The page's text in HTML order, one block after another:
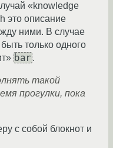
«knowledge
это описание
ними. В случае
только одного
bar .
такой
прогулки, пока
с собой блокнот и